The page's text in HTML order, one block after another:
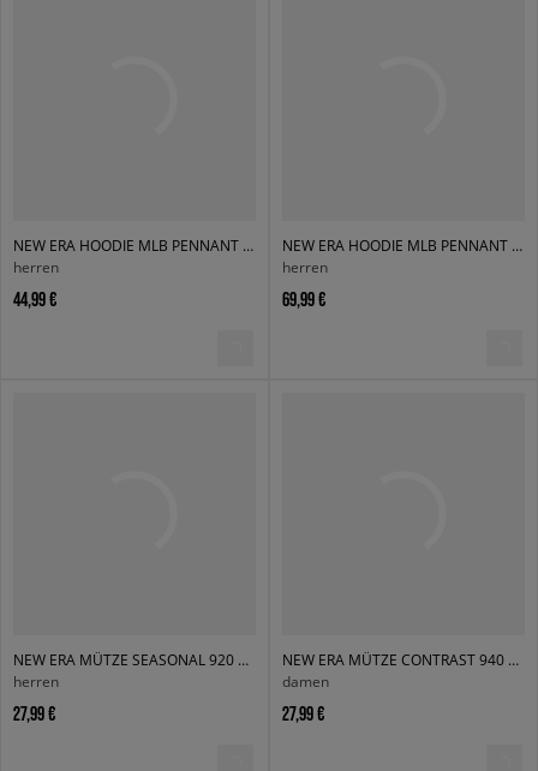
NEW ERA HOODIE MLB PENNANT NYY NEW YORK YANKEES
herren
44,99 €
NEW ERA HOODIE MLB PENNANT LA DODGERS LOS ANGELES DODGERS
herren
69,99 €
NEW ERA MÜTZE SEASONAL 920 BARCELONA BARCELONA FC
herren
27,99 €
NEW ERA MÜTZE CONTRAST 940 WMNS MAN UTD MANCHESTER UNITED FC
damen
27,99 €